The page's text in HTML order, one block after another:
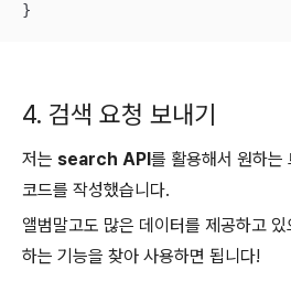
}
4. 검색 요청 보내기
저는 search API를 활용해서 원하는
코드를 작성했습니다.
앨범말고도 많은 데이터를 제공하고
하는 기능을 찾아 사용하면 됩니다!